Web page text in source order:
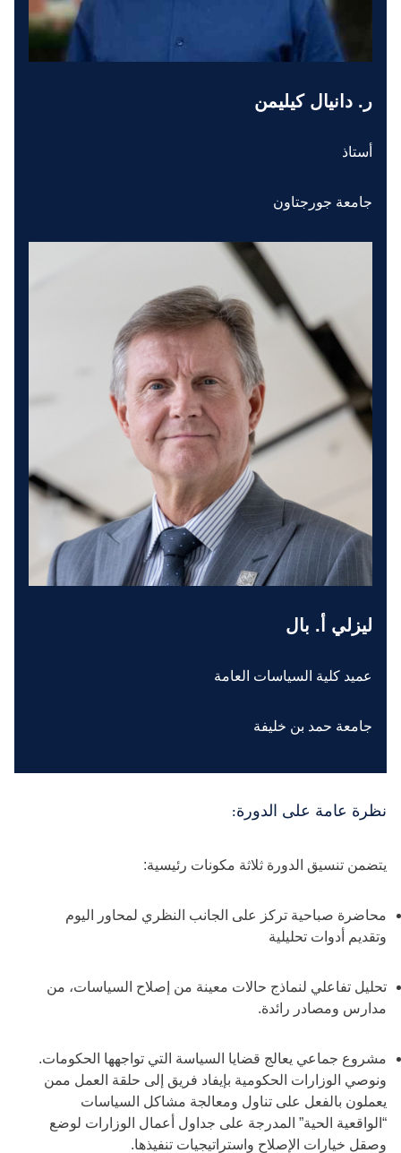
ر. دانيال كيليمن
أستاذ
جامعة جورجتاون
ليزلي أ. بال
عميد كلية السياسات العامة
جامعة حمد بن خليفة
نظرة عامة على الدورة:
يتضمن تنسيق الدورة ثلاثة مكونات رئيسية:
محاضرة صباحية تركز على الجانب النظري لمحاور اليوم
وتقديم أدوات تحليلية
تحليل تفاعلي لنماذج حالات معينة من إصلاح السياسات، من
مدارس ومصادر رائدة.
مشروع جماعي يعالج قضايا السياسة التي تواجهها الحكومات.
ونوصي الوزارات الحكومية بإيفاد فريق إلى حلقة العمل ممن
يعملون بالفعل على تناول ومعالجة مشاكل السياسات
“الواقعية الحية” المدرجة على جداول أعمال الوزارات لوضع
وصقل خيارات الإصلاح واستراتيجيات تنفيذها.